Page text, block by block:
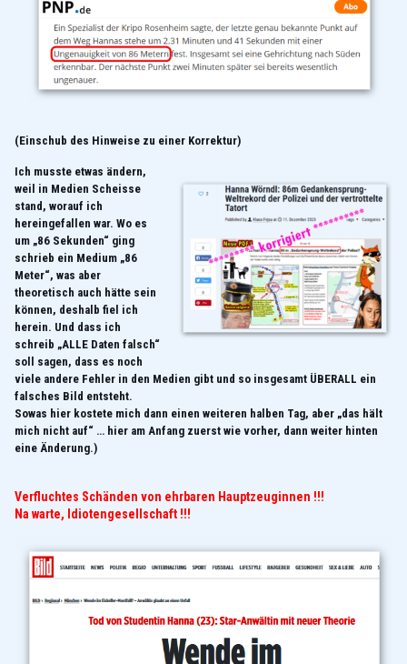
(Einschub des Hinweise zu einer Korrektur)
Ich musste etwas ändern,
weil in Medien Scheisse
stand, worauf ich
hereingefallen war. Wo es
um „86 Sekunden“ ging
schrieb ein Medium „86
Meter“, was aber
theoretisch auch hätte sein
können, deshalb fiel ich
herein. Und dass ich
schreib „ALLE Daten falsch“
soll sagen, dass es noch
viele andere Fehler in den Medien gibt und so insgesamt ÜBERALL ein
falsches Bild entsteht.
Sowas hier kostete mich dann einen weiteren halben Tag, aber „das hält
mich nicht auf“ … hier am Anfang zuerst wie vorher, dann weiter hinten
eine Änderung.)
Verfluchtes Schänden von ehrbaren Hauptzeuginnen !!!
Na warte, Idiotengesellschaft !!!